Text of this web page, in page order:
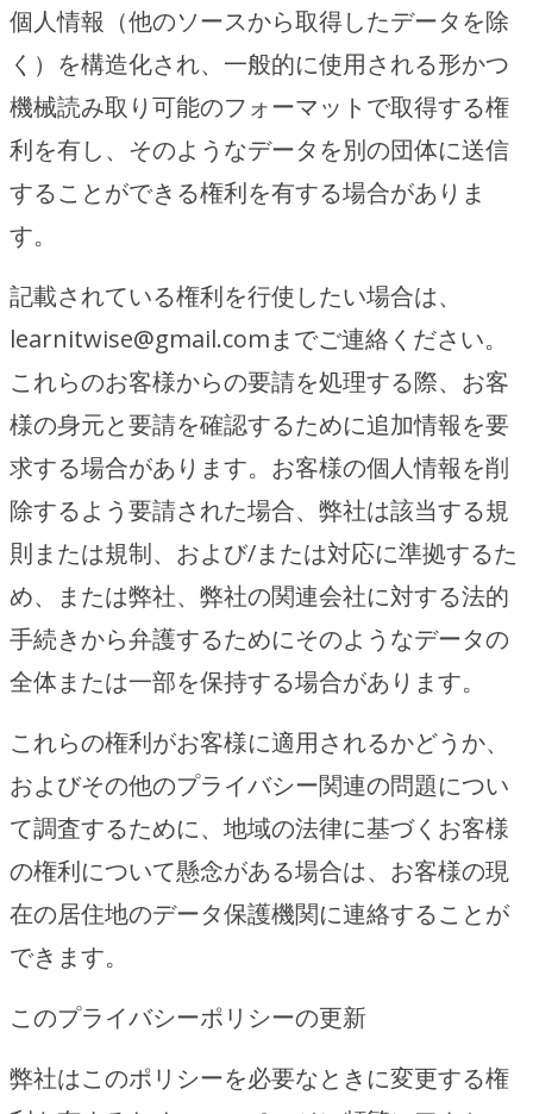
個人情報（他のソースから取得したデータを除
く）を構造化され、一般的に使用される形かつ
機械読み取り可能のフォーマットで取得する権
利を有し、そのようなデータを別の団体に送信
することができる権利を有する場合がありま
す。
記載されている権利を行使したい場合は、
learnitwise@gmail.comまでご連絡ください。
これらのお客様からの要請を処理する際、お客
様の身元と要請を確認するために追加情報を要
求する場合があります。お客様の個人情報を削
除するよう要請された場合、弊社は該当する規
則または規制、および/または対応に準拠するた
め、または弊社、弊社の関連会社に対する法的
手続きから弁護するためにそのようなデータの
全体または一部を保持する場合があります。
これらの権利がお客様に適用されるかどうか、
およびその他のプライバシー関連の問題につい
て調査するために、地域の法律に基づくお客様
の権利について懸念がある場合は、お客様の現
在の居住地のデータ保護機関に連絡することが
できます。
このプライバシーポリシーの更新
弊社はこのポリシーを必要なときに変更する権